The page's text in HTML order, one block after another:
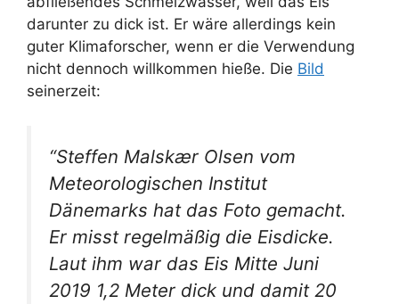
darunter zu dick ist. Er wäre allerdings kein
guter Klimaforscher, wenn er die Verwendung
nicht dennoch willkommen hieße. Die Bild
seinerzeit:
“Steffen Malskær Olsen vom
Meteorologischen Institut
Dänemarks hat das Foto gemacht.
Er misst regelmäßig die Eisdicke.
Laut ihm war das Eis Mitte Juni
2019 1,2 Meter dick und damit 20